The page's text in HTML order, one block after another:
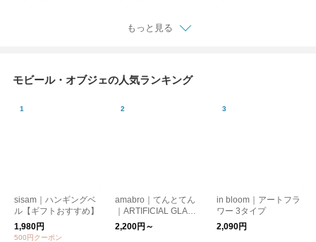
もっと見る
モビール・オブジェの人気ランキング
sisam｜ハンギングベ
ル【ギフトおすすめ】
1,980円
500円クーポン
amabro｜てんとてん
｜ARTIFICIAL GLASS
FLOWER 母の日
ホワイトデー
2,200円～
in bloom｜アートフラ
ワー 3タイプ
2,090円